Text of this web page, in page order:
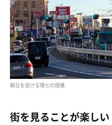
朝日を受ける環七の陸橋
街を見ることが楽しい